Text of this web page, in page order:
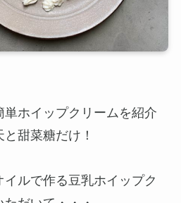
ホイップクリームを紹介
甜菜糖だけ！
ルで作る豆乳ホイップク